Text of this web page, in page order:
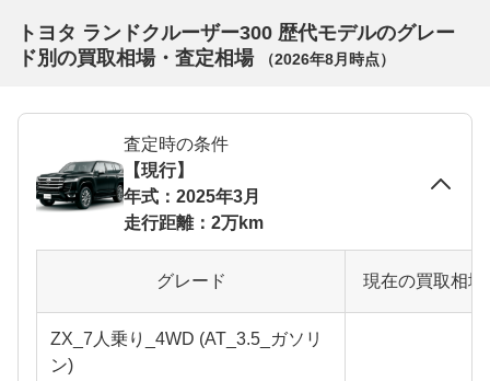
トヨタ ランドクルーザー300 歴代モデルのグレー
ド別の買取相場・査定相場
（2026年8月 時点）
査定時の条件
【現行】
年式：2025年3月
走行距離：2万km
グレード 現在の買取相
ZX_7人乗り_4WD (AT_3.5_ガソリ
ン)